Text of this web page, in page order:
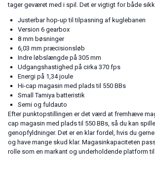
tager geværet med i spil. Det er vigtigt for både
Justerbar hop-up til tilpasning af kuglebanen
Version 6 gearbox
8 mm bøsninger
6,03 mm præcisionsløb
Indre løbslængde på 305 mm
Udgangshastighed på cirka 370 fps
Energi på 1,34 joule
Hi-cap magasin med plads til 550 BBs
Small Tamiya batteristik
Semi og fuldauto
Efter punktopstillingen er det værd at fremhæve
cap magasin med plads til 550 BBs, så du kan
genopfyldninger. Det er en klar fordel, hvis du
og have mange skud klar. Magasinkapaciteten
rolle som en markant og underholdende platform